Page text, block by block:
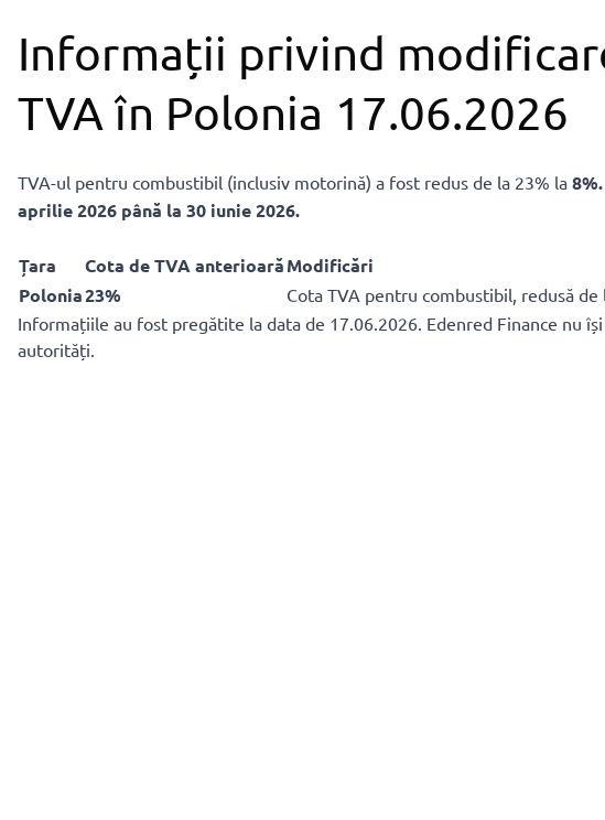
Informații privind
TVA în Polonia 17.06.2026
TVA-ul pentru combustibil (inclusiv motorină) a fost redus de la 23% la 8%.
aprilie 2026 până la 30 iunie 2026.
Țara Cota de TVA anterioarăModificări
Polonia23% Cota TVA pentru combustibil, redusă de
Informațiile au fost pregătite la data de 17.06.2026. Edenred Finance nu
autorități.